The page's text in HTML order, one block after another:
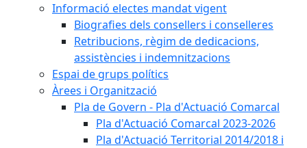
Informació electes mandat vigent
Biografies dels consellers i conselleres
Retribucions, règim de dedicacions,
assistències i indemnitzacions
Espai de grups polítics
Àrees i Organització
Pla de Govern - Pla d'Actuació Comarcal
Pla d'Actuació Comarcal 2023-2026
Pla d'Actuació Territorial 2014/2018 i